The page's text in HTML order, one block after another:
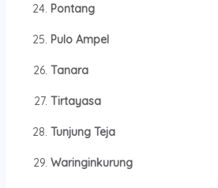
Pontang
Pulo Ampel
Tanara
Tirtayasa
Tunjung Teja
Waringinkurung